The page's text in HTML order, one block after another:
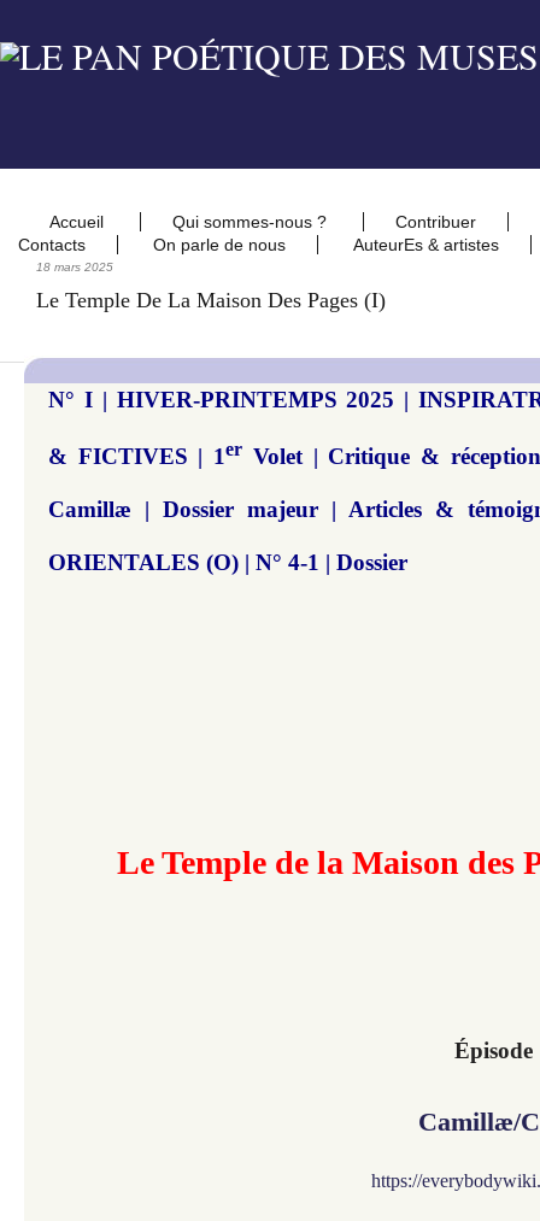
Accueil Qui sommes-nous ?
Contribuer
Contacts
On parle de nous AuteurEs & artistes
18 mars 2025
Le Temple De La Maison Des Pages (I)
N° I | HIVER-PRINTEMPS 2025 |
& FICTIVES | 1er Volet | Critique &
Camillæ | Dossier majeur | Articles &
ORIENTALES (O) | N° 4-1 | Dossier
Le Temple de la Maison des
Camillæ/
https://